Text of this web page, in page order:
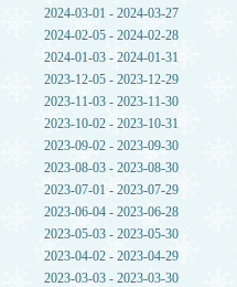
2024-03-01 - 2024-03-27
2024-02-05 - 2024-02-28
2024-01-03 - 2024-01-31
2023-12-05 - 2023-12-29
2023-11-03 - 2023-11-30
2023-10-02 - 2023-10-31
2023-09-02 - 2023-09-30
2023-08-03 - 2023-08-30
2023-07-01 - 2023-07-29
2023-06-04 - 2023-06-28
2023-05-03 - 2023-05-30
2023-04-02 - 2023-04-29
2023-03-03 - 2023-03-30